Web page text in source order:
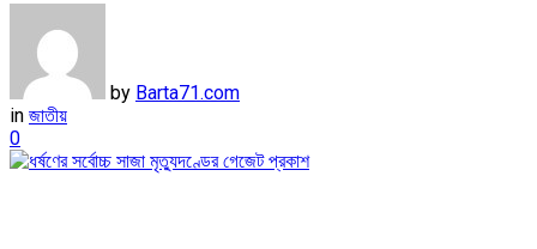
by Barta71.com
in জাতীয়
0